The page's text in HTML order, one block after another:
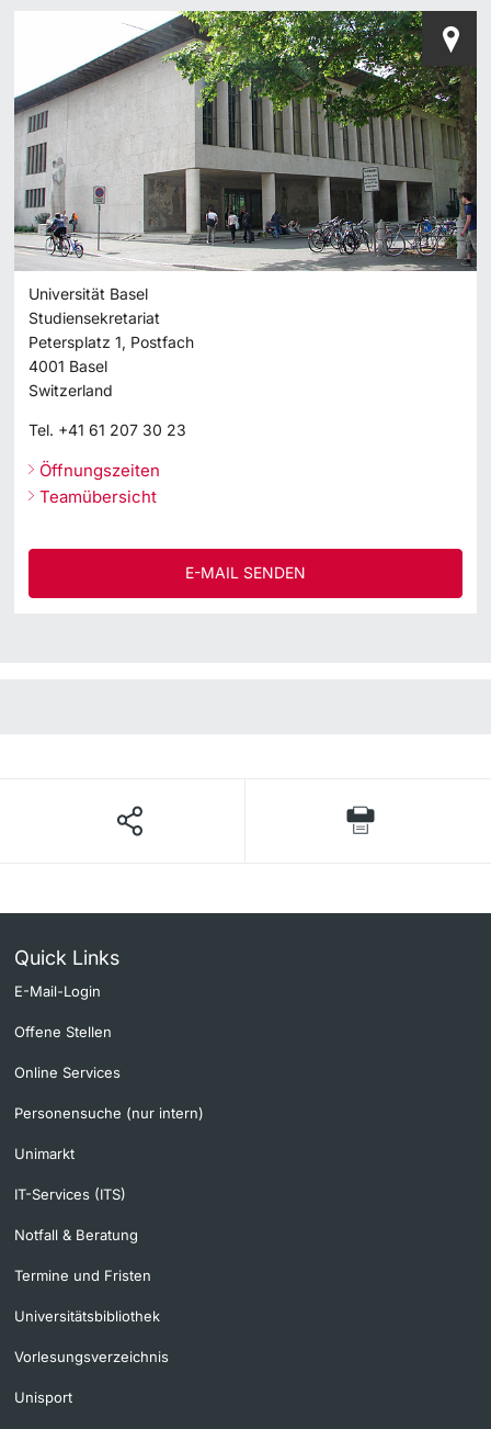
Universität Basel
Studiensekretariat
Petersplatz 1, Postfach
4001 Basel
Switzerland
Tel. +41 61 207 30 23
Öffnungszeiten
Teamübersicht
E-MAIL SENDEN
Quick Links
E-Mail-Login
Offene Stellen
Online Services
Personensuche (nur intern)
Unimarkt
IT-Services (ITS)
Notfall & Beratung
Termine und Fristen
Universitätsbibliothek
Vorlesungsverzeichnis
Unisport